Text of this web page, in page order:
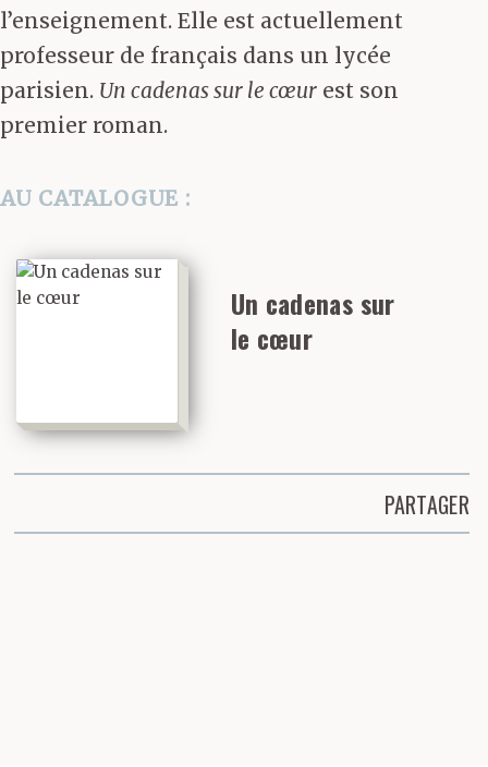
l’enseignement. Elle est actuellement
professeur de français dans un lycée
parisien. Un cadenas sur le cœur est son
premier roman.
AU CATALOGUE :
Un cadenas sur
le cœur
PARTAGER